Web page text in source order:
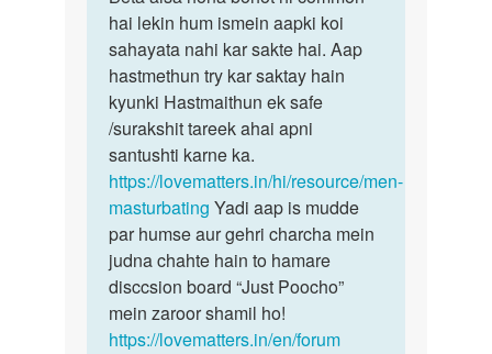
mujhe
hr
hmesa
sex
krne
ka…
by
mohit
kumar
aisa
hona
bohot
hi…
hai lekin hum ismein aapki koi
sahayata nahi kar sakte hai. Aap
hastmethun try kar saktay hain
kyunki Hastmaithun ek safe
/surakshit tareek ahai apni
santushti karne ka.
https://lovematters.in/hi/resource/men-
masturbating Yadi aap is mudde
par humse aur gehri charcha mein
judna chahte hain to hamare
disccsion board “Just Poocho”
mein zaroor shamil ho!
https://lovematters.in/en/forum